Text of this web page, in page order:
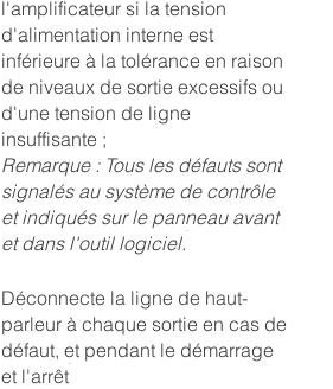
l'amplificateur si la tension
d'alimentation interne est
inférieure à la tolérance en raison
de niveaux de sortie excessifs ou
d'une tension de ligne
insuffisante ;
Remarque : Tous les défauts sont
signalés au système de contrôle
et indiqués sur le panneau avant
et dans l'outil logiciel.
Déconnecte la ligne de haut-
parleur à chaque sortie en cas de
défaut, et pendant le démarrage
et l'arrêt